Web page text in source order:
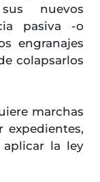
nuevos
pasiva -o
engranajes
colapsarlos
marchas
expedientes,
la ley